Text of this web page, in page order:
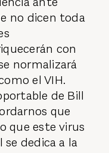
no dicen toda
con
normalizará
el VIH.
de Bill
que
que este virus
se dedica a la